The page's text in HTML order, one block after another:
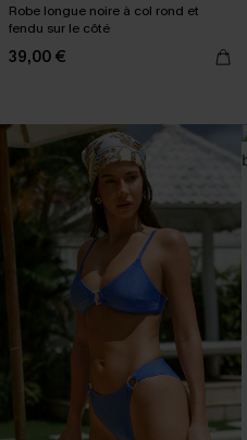
Robe longue noire à col rond et
fendu sur le côté
39,00 €